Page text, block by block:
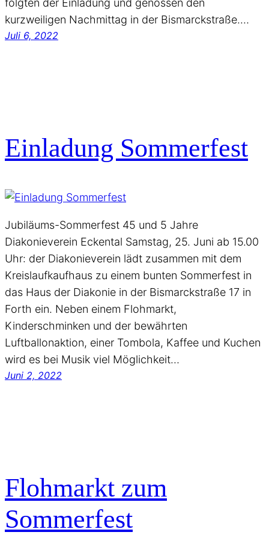
folgten der Einladung und genossen den
kurzweiligen Nachmittag in der Bismarckstraße.…
Juli 6, 2022
Einladung Sommerfest
Jubiläums-Sommerfest 45 und 5 Jahre
Diakonieverein Eckental Samstag, 25. Juni ab 15.00
Uhr: der Diakonieverein lädt zusammen mit dem
Kreislaufkaufhaus zu einem bunten Sommerfest in
das Haus der Diakonie in der Bismarckstraße 17 in
Forth ein. Neben einem Flohmarkt,
Kinderschminken und der bewährten
Luftballonaktion, einer Tombola, Kaffee und Kuchen
wird es bei Musik viel Möglichkeit…
Juni 2, 2022
Flohmarkt zum
Sommerfest